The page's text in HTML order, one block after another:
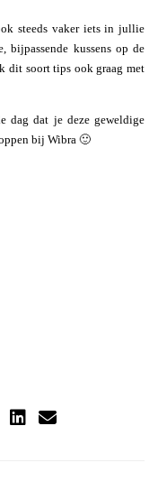
steeds vaker iets in jullie
bijpassende kussens op de
dit soort tips ook graag met
dag dat je deze geweldige
bij Wibra 🙂